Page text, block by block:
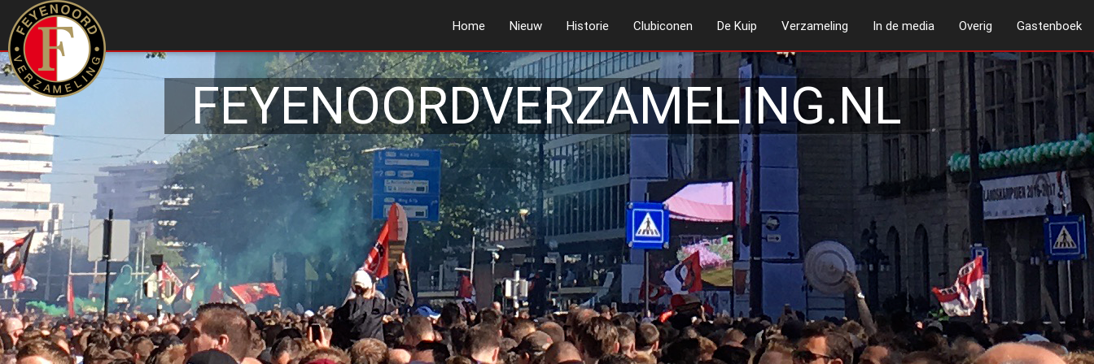
Home Nieuw Historie Clubiconen De Kuip Verzameling In de media Overig Gastenboek
FEYENOORDVERZAMELING.NL